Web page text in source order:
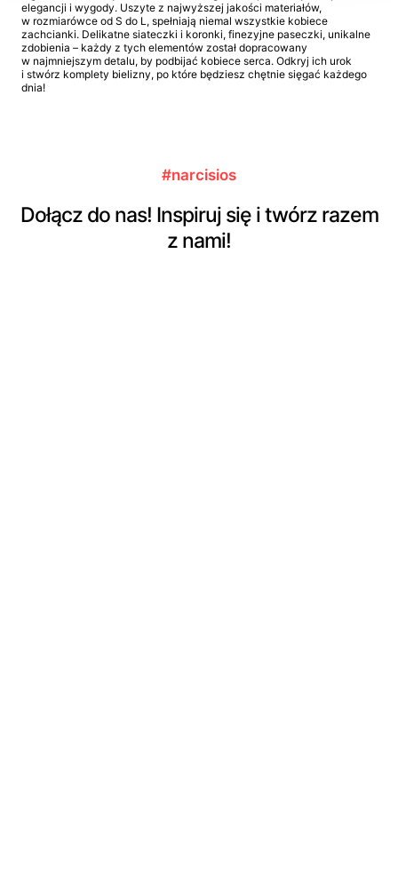
elegancji i wygody. Uszyte z najwyższej jakości materiałów,
w rozmiarówce od S do L, spełniają niemal wszystkie kobiece
zachcianki. Delikatne siateczki i koronki, finezyjne paseczki, unikalne
zdobienia – każdy z tych elementów został dopracowany
w najmniejszym detalu, by podbijać kobiece serca. Odkryj ich urok
i stwórz komplety bielizny, po które będziesz chętnie sięgać każdego
dnia!
#narcisios
Dołącz do nas! Inspiruj się i twórz razem
z nami!